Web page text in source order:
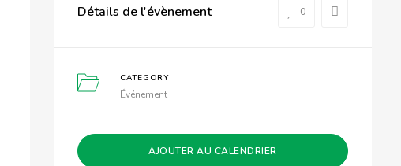
Détails de l'évènement 0
CATEGORY
Événement
AJOUTER AU CALENDRIER